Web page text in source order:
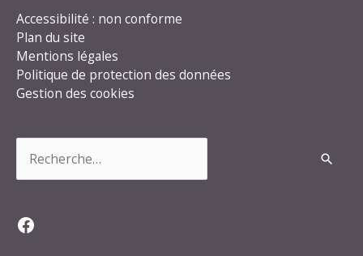
Accessibilité : non conforme
Plan du site
Mentions légales
Politique de protection des données
Gestion des cookies
Facebook